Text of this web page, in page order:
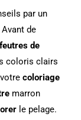
par un
Avant de
feutres de
coloris clairs
coloriage
marron
le pelage.